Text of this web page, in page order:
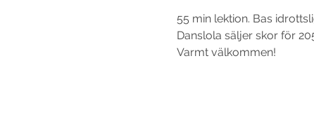
55 min lektion. Bas
Danslola säljer skor för
Varmt välkommen!